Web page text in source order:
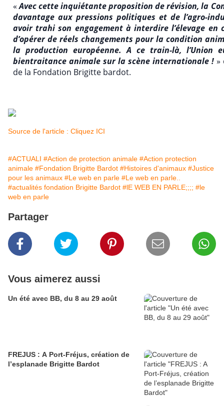
«Avec cette inquiétante proposition de révision, la
davantage aux pressions politiques et de l’agro-
avoir trahi son engagement à interdire l’élevage en
d’opérer de réels changements pour la condition
la production européenne. A ce train-là, l’Union
bientraitance animale sur la scène internationale ! »
de la Fondation Brigitte bardot.
Source de l'article : Cliquez ICI
#ACTUALI #Action de protection animale #Action protection
animale #Fondation Brigitte Bardot #Histoires d'animaux #Justice
pour les animaux #Le web en parle #Le web en parle..
#actualités fondation Brigitte Bardot #lE WEB EN PARLE;;;; #le
web en parle
Partager
Vous aimerez aussi
Un été avec BB, du 8 au 29 août
FREJUS : A Port-Fréjus, création de
l’esplanade Brigitte Bardot